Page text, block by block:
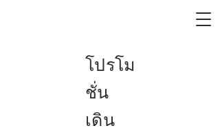
โปรโม
ชั่น
เดิน